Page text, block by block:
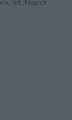
fot. Maciek